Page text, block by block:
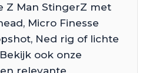
Z Man StingerZ met
Micro Finesse
Ned rig of lichte
ook onze
relevante